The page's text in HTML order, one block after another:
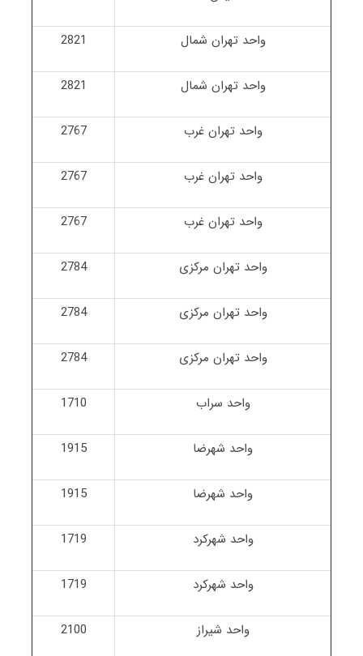
واحد تهران شمال 2821
واحد تهران شمال 2821
واحد تهران غرب 2767
واحد تهران غرب 2767
واحد تهران غرب 2767
واحد تهران مرکزی 2784
واحد تهران مرکزی 2784
واحد تهران مرکزی 2784
واحد سراب 1710
واحد شهرضا 1915
واحد شهرضا 1915
واحد شهرکرد 1719
واحد شهرکرد 1719
واحد شیراز 2100